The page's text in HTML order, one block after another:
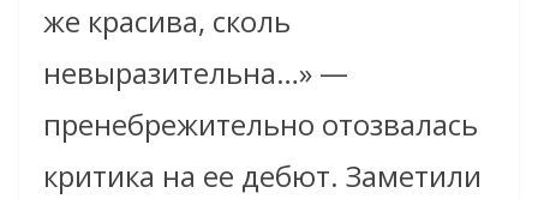
же красива, сколь
невыразительна…» —
пренебрежительно отозвалась
критика на ее дебют. Заметили